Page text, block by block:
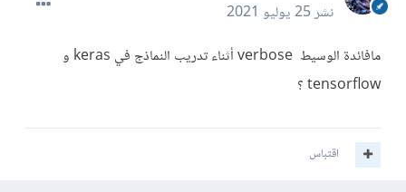
نشر25 يوليو 2021
مافائدة الوسيط verbose أثناء تدريب النماذج في keras و
tensorflow ؟
اقتباس